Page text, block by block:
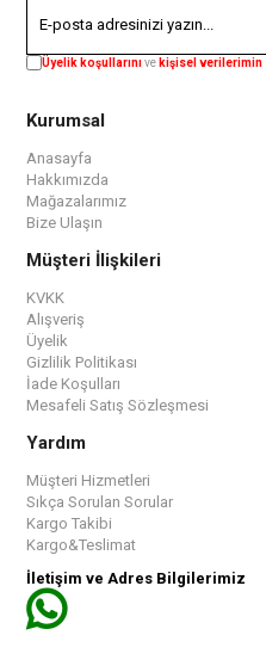
Üyelik koşullarınıve kişisel verilerimin
Kurumsal
Anasayfa
Hakkımızda
Mağazalarımız
Bize Ulaşın
Müşteri İlişkileri
KVKK
Alışveriş
Üyelik
Gizlilik Politikası
İade Koşulları
Mesafeli Satış Sözleşmesi
Yardım
Müşteri Hizmetleri
Sıkça Sorulan Sorular
Kargo Takibi
Kargo&Teslimat
İletişim ve Adres Bilgilerimiz